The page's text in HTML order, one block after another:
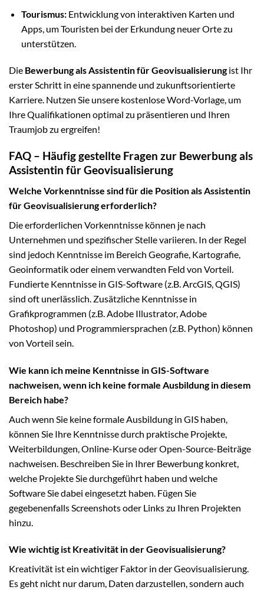
Tourismus:Entwicklung von interaktiven Karten und
Apps, um Touristen bei der Erkundung neuer Orte zu
unterstützen.
Die Bewerbung als Assistentin für Geovisualisierungist Ihr
erster Schritt in eine spannende und zukunftsorientierte
Karriere. Nutzen Sie unsere kostenlose Word-Vorlage, um
Ihre Qualifikationen optimal zu präsentieren und Ihren
Traumjob zu ergreifen!
FAQ – Häufig gestellte Fragen zur Bewerbung als
Assistentin für Geovisualisierung
Welche Vorkenntnisse sind für die Position als Assistentin
für Geovisualisierung erforderlich?
Die erforderlichen Vorkenntnisse können je nach
Unternehmen und spezifischer Stelle variieren. In der Regel
sind jedoch Kenntnisse im Bereich Geografie, Kartografie,
Geoinformatik oder einem verwandten Feld von Vorteil.
Fundierte Kenntnisse in GIS-Software (z.B. ArcGIS, QGIS)
sind oft unerlässlich. Zusätzliche Kenntnisse in
Grafikprogrammen (z.B. Adobe Illustrator, Adobe
Photoshop) und Programmiersprachen (z.B. Python) können
von Vorteil sein.
Wie kann ich meine Kenntnisse in GIS-Software
nachweisen, wenn ich keine formale Ausbildung in diesem
Bereich habe?
Auch wenn Sie keine formale Ausbildung in GIS haben,
können Sie Ihre Kenntnisse durch praktische Projekte,
Weiterbildungen, Online-Kurse oder Open-Source-Beiträge
nachweisen. Beschreiben Sie in Ihrer Bewerbung konkret,
welche Projekte Sie durchgeführt haben und welche
Software Sie dabei eingesetzt haben. Fügen Sie
gegebenenfalls Screenshots oder Links zu Ihren Projekten
hinzu.
Wie wichtig ist Kreativität in der Geovisualisierung?
Kreativität ist ein wichtiger Faktor in der Geovisualisierung.
Es geht nicht nur darum, Daten darzustellen, sondern auch